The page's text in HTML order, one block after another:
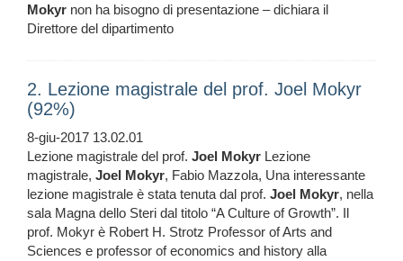
Mokyr non ha bisogno di presentazione – dichiara il
Direttore del dipartimento
2. Lezione magistrale del prof. Joel Mokyr
(92%)
8-giu-2017 13.02.01
Lezione magistrale del prof. Joel Mokyr Lezione
magistrale, Joel Mokyr, Fabio Mazzola, Una interessante
lezione magistrale è stata tenuta dal prof. Joel Mokyr, nella
sala Magna dello Steri dal titolo “A Culture of Growth”. Il
prof. Mokyr è Robert H. Strotz Professor of Arts and
Sciences e professor of economics and history alla